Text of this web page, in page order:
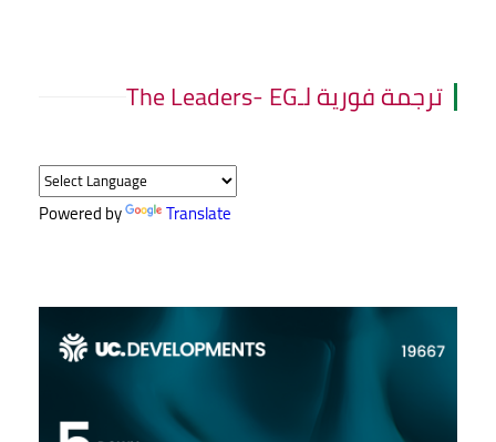
ترجمة فورية لـThe Leaders- EG
Powered by Translate